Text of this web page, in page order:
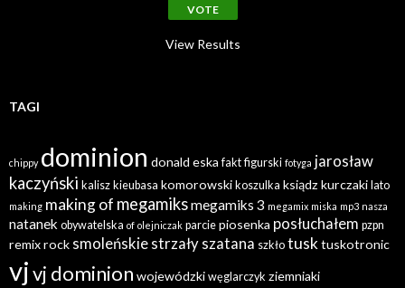
View Results
TAGI
chippy dominion donald eska fakt figurski fotyga jarosław
kaczyński kalisz kieubasa komorowski koszulka ksiądz kurczaki lato
making making of megamiksmegamiks 3 megamix miska mp3 nasza
natanek obywatelska of olejniczak parcie piosenka posłuchałem pzpn
remixrock smoleńskie strzały szatana szkło tusk tuskotronic
vjvj dominion wojewódzki węglarczyk ziemniaki